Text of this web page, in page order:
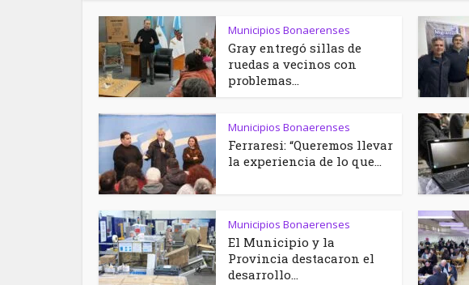
Municipios Bonaerenses
Gray entregó sillas de
ruedas a vecinos con
problemas...
Municipios Bonaerenses
Ferraresi: “Queremos llevar
la experiencia de lo que...
Municipios Bonaerenses
El Municipio y la
Provincia destacaron el
desarrollo...